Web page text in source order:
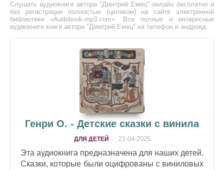
Слушать аудиокниги автора "Дмитрий Емец" онлайн бесплатно и
без регистрации полностью (целиком) на сайте электронной
библиотеки «Audobook-mp3.com». Все полные и интересные
аудиокниги книги автора "Дмитрий Емец" на телефон и андроид.
Генри О. - Детские сказки с винила
ДЛЯ ДЕТЕЙ 21-04-2025
Эта аудиокнига предназначена для наших детей.
Сказки, которые были оцифрованы с виниловых